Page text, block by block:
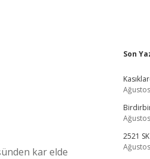
kar elde
Son
2521